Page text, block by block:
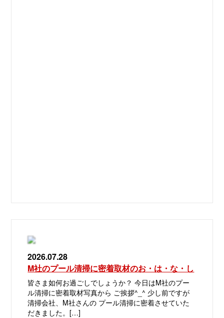
2026.07.28
M社のプール清掃に密着取材のお・は・な・し
皆さま如何お過ごしでしょうか？ 今日はM社のプー
ル清掃に密着取材写真から ご挨拶^_^ 少し前ですが
清掃会社、M社さんの プール清掃に密着させていた
だきました。[…]